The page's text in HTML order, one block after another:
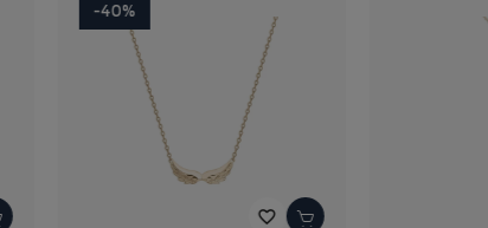
favorite_border
-40%